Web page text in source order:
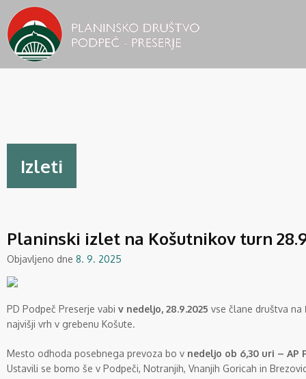
Izleti
Planinski izlet na Košutnikov turn
Objavljeno dne 8. 9. 2025
PD Podpeč Preserje vabi v nedeljo, 28.9.2025 vse člane društva na
najvišji vrh v grebenu Košute.
Mesto odhoda posebnega prevoza bo v nedeljo ob 6,30 uri – AP
Ustavili se bomo še v Podpeči, Notranjih, Vnanjih Goricah in